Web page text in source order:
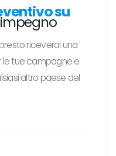
su
riceverai una
le tue campagne e
altro paese del